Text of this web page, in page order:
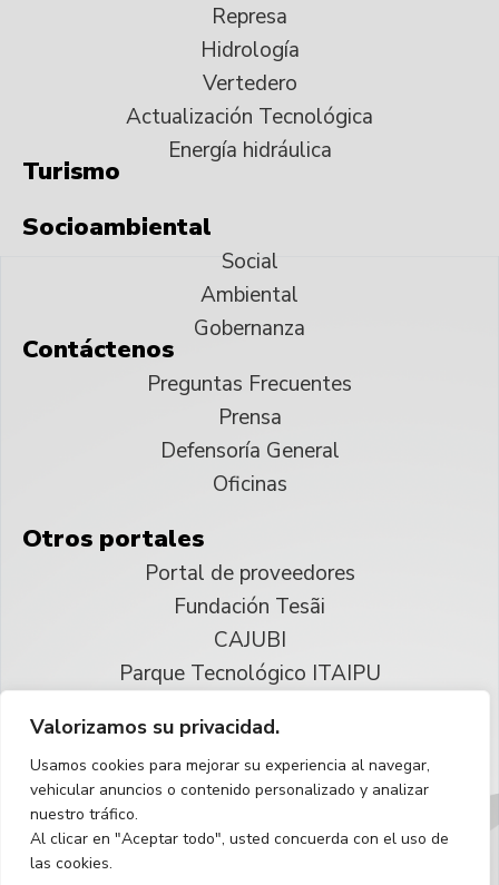
Valorizamos su privacidad.
Usamos cookies para mejorar su experiencia al navegar,
vehicular anuncios o contenido personalizado y analizar
nuestro tráfico.
Al clicar en "Aceptar todo", usted concuerda con el uso de
las cookies.
Represa
Hidrología
Vertedero
Actualización Tecnológica
Energía hidráulica
Turismo
Socioambiental
Social
Ambiental
Gobernanza
Contáctenos
Preguntas Frecuentes
Prensa
Defensoría General
Oficinas
Otros portales
Portal de proveedores
Fundación Tesãi
CAJUBI
Parque Tecnológico ITAIPU
Reservados todos los derechos
Español